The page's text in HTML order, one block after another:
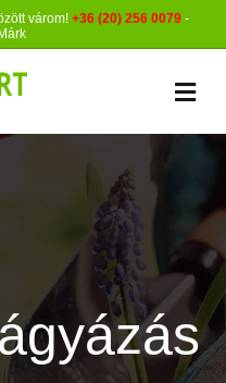
várom! +36 (20) 256 0079-